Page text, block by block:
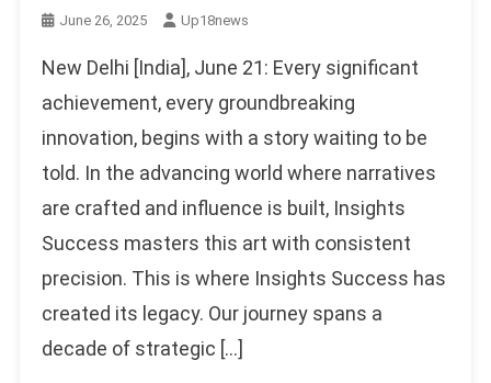
June 26, 2025 Up18news
New Delhi [India], June 21: Every significant
achievement, every groundbreaking
innovation, begins with a story waiting to be
told. In the advancing world where narratives
are crafted and influence is built, Insights
Success masters this art with consistent
precision. This is where Insights Success has
created its legacy. Our journey spans a
decade of strategic […]